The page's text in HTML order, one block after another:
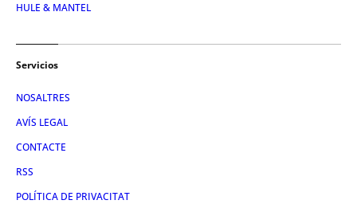
HULE & MANTEL
Servicios
NOSALTRES
AVÍS LEGAL
CONTACTE
RSS
POLÍTICA DE PRIVACITAT